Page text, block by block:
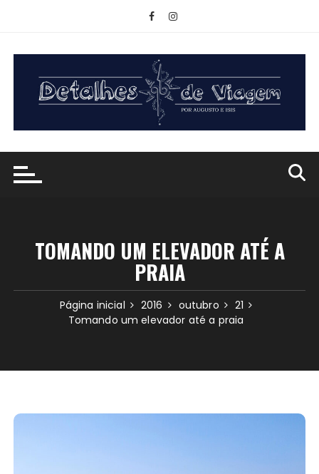
conteúdo
TOMANDO UM ELEVADOR ATÉ A
PRAIA
Página inicial 2016 outubro
21
Tomando um elevador até a praia